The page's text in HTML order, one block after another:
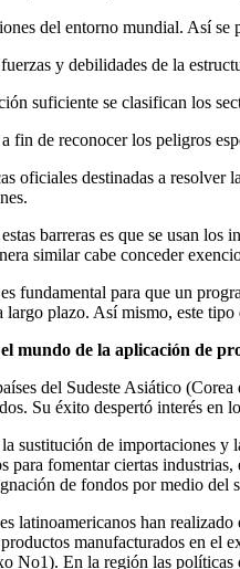
del entorno mundial. Así se
y debilidades de la
suficiente se clasifican los
fin de reconocer los peligros
oficiales destinadas a resolver
barreras es que se usan
similar cabe conceder
fundamental para que un
largo plazo. Así mismo, este
mundo de la aplicación de
del Sudeste Asiático
Su éxito despertó interés en
sustitución de importaciones
para fomentar ciertas
de fondos por medio del
latinoamericanos han
manufacturados en el
No1). En la región las